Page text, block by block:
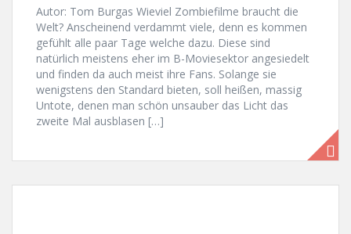
Autor: Tom Burgas Wieviel Zombiefilme braucht die
Welt? Anscheinend verdammt viele, denn es kommen
gefühlt alle paar Tage welche dazu. Diese sind
natürlich meistens eher im B-Moviesektor angesiedelt
und finden da auch meist ihre Fans. Solange sie
wenigstens den Standard bieten, soll heißen, massig
Untote, denen man schön unsauber das Licht das
zweite Mal ausblasen […]